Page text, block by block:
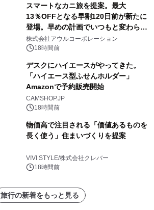
スマートなカニ旅を提案。最大
13％OFFとなる早割120日前が新たに
登場。早めの計画でいつもと変わらぬ
大人の冬旅を。ー夕日ヶ浦温泉「佳松
苑 別邸ふうか」ー
株式会社アウルコーポレーション
18時間前
デスクにハイエースがやってきた。
「ハイエース型ふせんホルダー」
Amazonで予約販売開始
CAMSHOP.JP
18時間前
物価高で注目される「価値あるものを
長く使う」住まいづくりを提案
VIVI STYLE/株式会社クレバー
18時間前
旅行の新着をもっと見る